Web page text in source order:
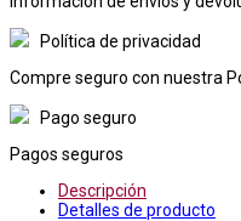
Política de privacidad
Compre seguro con nuestra
Pago seguro
Pagos seguros
Descripción
Detalles de producto